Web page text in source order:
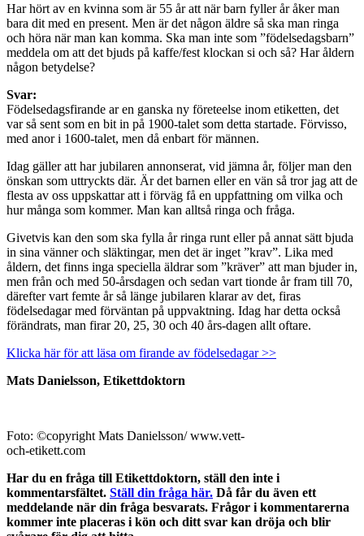
Har hört av en kvinna som är 55 år att när barn fyller år åker man
bara dit med en present. Men är det någon äldre så ska man ringa
och höra när man kan komma. Ska man inte som ”födelsedagsbarn”
meddela om att det bjuds på kaffe/fest klockan si och så? Har åldern
någon betydelse?
Svar:
Födelsedagsfirande ar en ganska ny företeelse inom etiketten, det
var så sent som en bit in på 1900-talet som detta startade. Förvisso,
med anor i 1600-talet, men då enbart för männen.
Idag gäller att har jubilaren annonserat, vid jämna år, följer man den
önskan som uttryckts där. Är det barnen eller en vän så tror jag att de
flesta av oss uppskattar att i förväg få en uppfattning om vilka och
hur många som kommer. Man kan alltså ringa och fråga.
Givetvis kan den som ska fylla år ringa runt eller på annat sätt bjuda
in sina vänner och släktingar, men det är inget ”krav”. Lika med
åldern, det finns inga speciella äldrar som ”kräver” att man bjuder in,
men från och med 50-årsdagen och sedan vart tionde år fram till 70,
därefter vart femte år så länge jubilaren klarar av det, firas
födelsedagar med förväntan på uppvaktning. Idag har detta också
förändrats, man firar 20, 25, 30 och 40 års-dagen allt oftare.
Klicka här för att läsa om firande av födelsedagar >>
Mats Danielsson, Etikettdoktorn
Foto: ©copyright Mats Danielsson/ www.vett-
och-etikett.com
Har du en fråga till Etikettdoktorn, ställ den inte i
kommentarsfältet. Ställ din fråga här. Då får du även ett
meddelande när din fråga besvarats. Frågor i kommentarerna
kommer inte placeras i kön och ditt svar kan dröja och blir